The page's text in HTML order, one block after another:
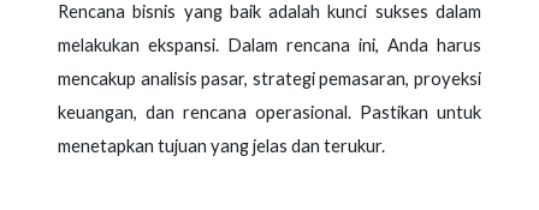
Rencana bisnis yang baik adalah kunci sukses dalam
melakukan ekspansi. Dalam rencana ini, Anda harus
mencakup analisis pasar, strategi pemasaran, proyeksi
keuangan, dan rencana operasional. Pastikan untuk
menetapkan tujuan yang jelas dan terukur.